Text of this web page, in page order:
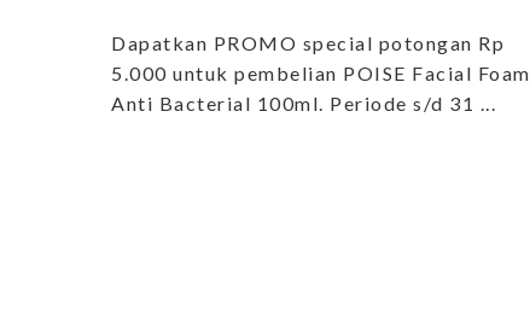
Dapatkan PROMO special potongan Rp
5.000 untuk pembelian POISE Facial Foam
Anti Bacterial 100ml. Periode s/d 31 ...